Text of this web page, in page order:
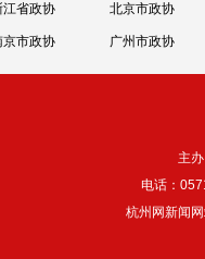
江省政协 北京市政协
京市政协 广州市政协
主
电话：
杭州网新闻